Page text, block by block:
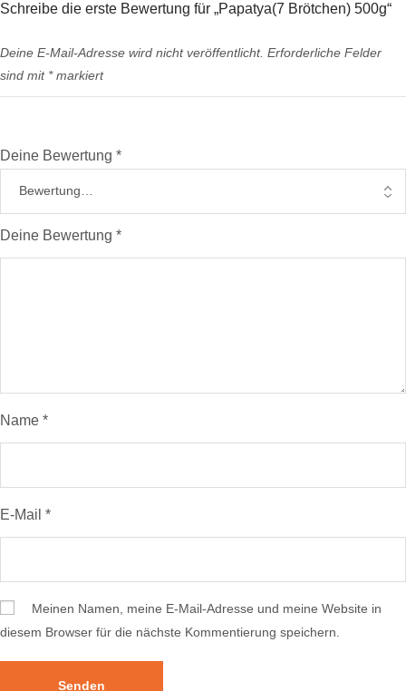
Schreibe die erste Bewertung für „Papatya(7 Brötchen) 500g“
Deine E-Mail-Adresse wird nicht veröffentlicht. Erforderliche Felder
sind mit *markiert
Deine Bewertung *
Deine Bewertung *
Name *
E-Mail *
Meinen Namen, meine E-Mail-Adresse und meine Website in
diesem Browser für die nächste Kommentierung speichern.